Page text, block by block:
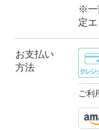
※一
定
お支払い
方法
ご利